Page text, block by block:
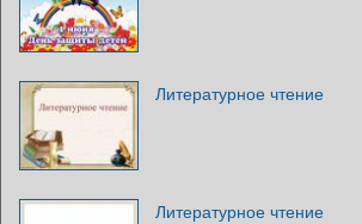
Литературное чтение
Литературное чтение